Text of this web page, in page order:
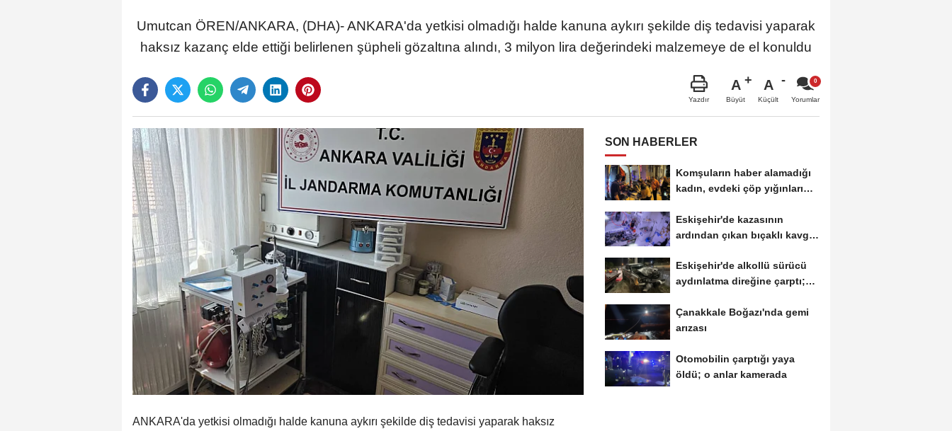
Umutcan ÖREN/ANKARA, (DHA)- ANKARA'da yetkisi olmadığı halde kanuna aykırı şekilde diş tedavisi yaparak
haksız kazanç elde ettiği belirlenen şüpheli gözaltına alındı, 3 milyon lira değerindeki malzemeye de el konuldu
Yazdır
A
Büyüt
A
Küçült Yorumlar
ANKARA'da yetkisi olmadığı halde kanuna aykırı şekilde diş tedavisi yaparak haksız
SON HABERLER
Komşuların haber alamadığı
kadın, evdeki çöp yığınları
Eskişehir'de kazasının
ardından çıkan bıçaklı kavga
Eskişehir'de alkollü sürücü
aydınlatma direğine çarptı;
Çanakkale Boğazı'nda gemi
arızası
Otomobilin çarptığı yaya
öldü; o anlar kamerada